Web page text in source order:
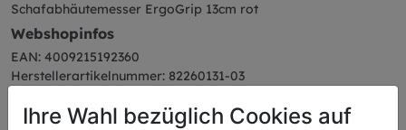
Schafabhäutemesser ErgoGrip 13cm rot
Webshopinfos
EAN: 4009215192360
Herstellerartikelnummer: 82260131-03
Serie: ErgoGrip
Ihre Wahl bezüglich Cookies auf